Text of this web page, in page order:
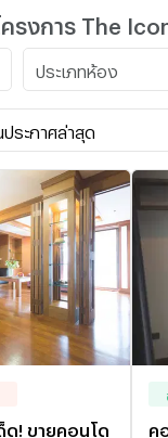
ครงการ The
ประเภทห้อง
ประกาศล่าสุด
ด! ขายคอนโด
ค